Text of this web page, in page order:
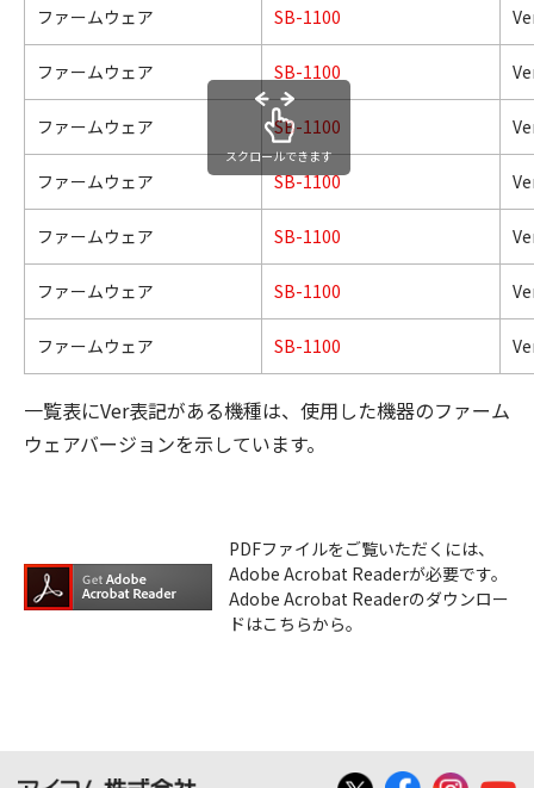
ファームウェア SB-1100
ファームウェア SB-1100
ファームウェア SB-1100
ファームウェア SB-1100
ファームウェア SB-1100
ファームウェア SB-1100
ファームウェア SB-1100
スクロールできます
一覧表にVer表記がある機種は、使用した機器のファーム
ウェアバージョンを示しています。
PDFファイルをご覧いただくには、
Adobe Acrobat Readerが必要です。
Adobe Acrobat Readerのダウンロー
ドはこちらから。